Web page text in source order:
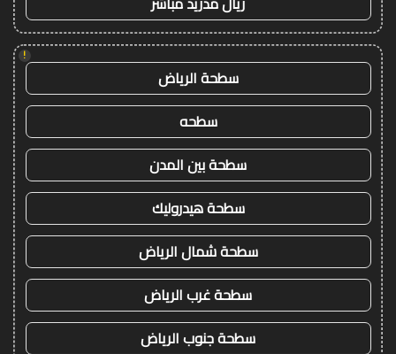
!
سطحة الرياض
سطحه
سطحة بين المدن
سطحة هيدروليك
سطحة شمال الرياض
سطحة غرب الرياض
سطحة جنوب الرياض